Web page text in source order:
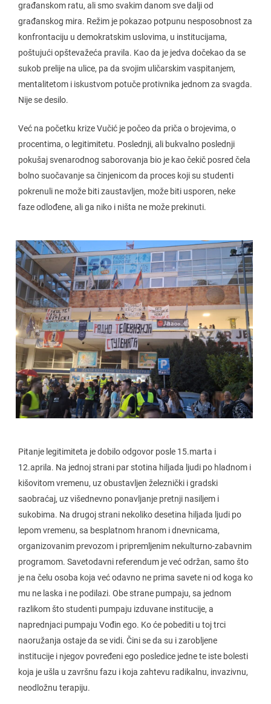
građanskom ratu, ali smo svakim danom sve dalji od
građanskog mira. Režim je pokazao potpunu nesposobnost za
konfrontaciju u demokratskim uslovima, u institucijama,
poštujući opštevažeća pravila. Kao da je jedva dočekao da se
sukob prelije na ulice, pa da svojim uličarskim vaspitanjem,
mentalitetom i iskustvom potuče protivnika jednom za svagda.
Nije se desilo.
Već na početku krize Vučić je počeo da priča o brojevima, o
procentima, o legitimitetu. Poslednji, ali bukvalno poslednji
pokušaj svenarodnog saborovanja bio je kao čekič posred čela
bolno suočavanje sa činjenicom da proces koji su studenti
pokrenuli ne može biti zaustavljen, može biti usporen, neke
faze odlođene, ali ga niko i ništa ne može prekinuti.
Pitanje legitimiteta je dobilo odgovor posle 15.marta i
12.aprila. Na jednoj strani par stotina hiljada ljudi po hladnom i
kišovitom vremenu, uz obustavljen železnički i gradski
saobraćaj, uz višednevno ponavljanje pretnji nasiljem i
sukobima. Na drugoj strani nekoliko desetina hiljada ljudi po
lepom vremenu, sa besplatnom hranom i dnevnicama,
organizovanim prevozom i pripremljenim nekulturno-zabavnim
programom. Savetodavni referendum je već održan, samo što
je na čelu osoba koja već odavno ne prima savete ni od koga ko
mu ne laska i ne podilazi. Obe strane pumpaju, sa jednom
razlikom što studenti pumpaju izduvane institucije, a
naprednjaci pumpaju Vođin ego. Ko će pobediti u toj trci
naoružanja ostaje da se vidi. Čini se da su i zarobljene
institucije i njegov povređeni ego posledice jedne te iste bolesti
koja je ušla u završnu fazu i koja zahtevu radikalnu, invazivnu,
neodložnu terapiju.